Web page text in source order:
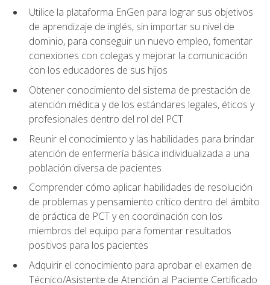
Utilice la plataforma EnGen para lograr sus objetivos
de aprendizaje de inglés, sin importar su nivel de
dominio, para conseguir un nuevo empleo, fomentar
conexiones con colegas y mejorar la comunicación
con los educadores de sus hijos
Obtener conocimiento del sistema de prestación de
atención médica y de los estándares legales, éticos y
profesionales dentro del rol del PCT
Reunir el conocimiento y las habilidades para brindar
atención de enfermería básica individualizada a una
población diversa de pacientes
Comprender cómo aplicar habilidades de resolución
de problemas y pensamiento crítico dentro del ámbito
de práctica de PCT y en coordinación con los
miembros del equipo para fomentar resultados
positivos para los pacientes
Adquirir el conocimiento para aprobar el examen de
Técnico/Asistente de Atención al Paciente Certificado